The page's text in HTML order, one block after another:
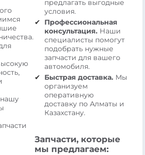
предлагать выгодные
условия.
Профессиональная
консультация. Наши
специалисты помогут
подобрать нужные
запчасти для вашего
автомобиля.
Быстрая доставка. Мы
организуем
оперативную
доставку по Алматы и
Казахстану.
Запчасти, которые
мы предлагаем: